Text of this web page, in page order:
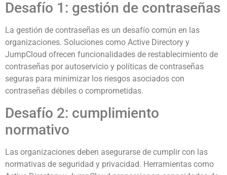
Desafío 1: gestión de contraseñas
La gestión de contraseñas es un desafío común en las
organizaciones. Soluciones como Active Directory y
JumpCloud ofrecen funcionalidades de restablecimiento de
contraseñas por autoservicio y políticas de contraseñas
seguras para minimizar los riesgos asociados con
contraseñas débiles o comprometidas.
Desafío 2: cumplimiento
normativo
Las organizaciones deben asegurarse de cumplir con las
normativas de seguridad y privacidad. Herramientas como